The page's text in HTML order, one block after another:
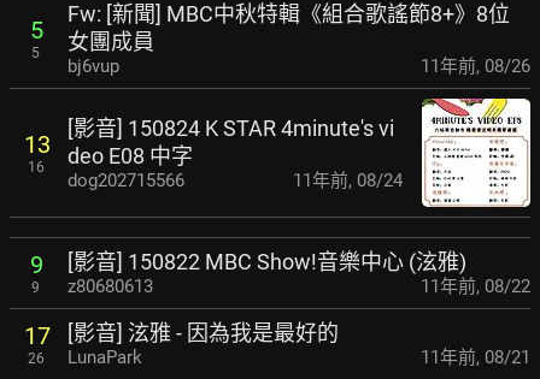
5
5
Fw: [新聞] MBC中秋特輯《組合歌謠節8+》8位
女團成員
bj6vup 11年前, 08/26
13
16
[影音] 150824 K STAR 4minute's vi
deo E08 中字
dog202715566 11年前, 08/24
9
9
[影音] 150822 MBC Show!音樂中心 (泫雅)
z80680613 11年前, 08/22
17
26
[影音] 泫雅 - 因為我是最好的
LunaPark 11年前, 08/21